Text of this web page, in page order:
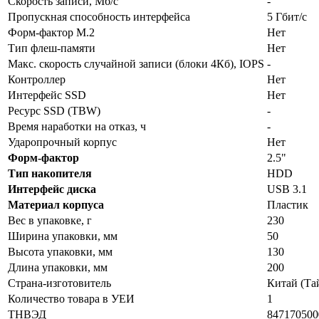
Пропускная способность интерфейса
5 Гбит/с
Форм-фактор M.2
Нет
Тип флеш-памяти
Нет
Макс. скорость случайной записи (блоки 4Кб), IOPS -
Контроллер
Нет
Интерфейс SSD
Нет
Ресурс SSD (TBW)
-
Время наработки на отказ, ч
-
Ударопрочный корпус
Нет
Форм-фактор
2.5"
Тип накопителя
HDD
Интерфейс диска
USB 3.1
Материал корпуса
Пластик
Вес в упаковке, г
230
Ширина упаковки, мм
50
Высота упаковки, мм
130
Длина упаковки, мм
200
Страна-изготовитель
Китай
Количество товара в УЕИ
1
ТНВЭД